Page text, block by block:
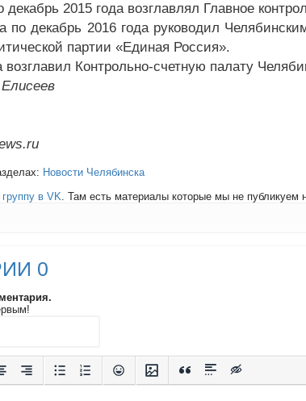
2015 года возглавлял Главное
по декабрь 2016 года руководил
партии «Единая Россия».
возглавил Контрольно-счетную палату
Новости Челябинска
группу в VK. Там есть материалы которые мы не публикуем
0